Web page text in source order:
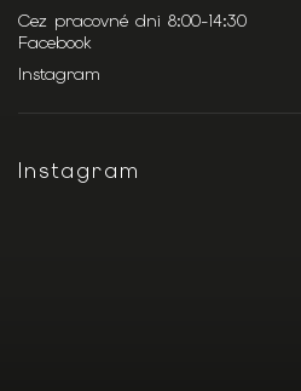
Cez pracovné dni 8:00-14:30
Facebook
Instagram
Instagram